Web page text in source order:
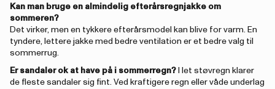
Kan man bruge en almindelig efterårsregnjakke om
sommeren?
Det virker, men en tykkere efterårsmodel kan blive for varm. En
tyndere, lettere jakke med bedre ventilation er et bedre valg til
sommerrug.
Er sandaler ok at have på i sommerregn? I let støvregn klarer
de fleste sandaler sig fint. Ved kraftigere regn eller våde underlag